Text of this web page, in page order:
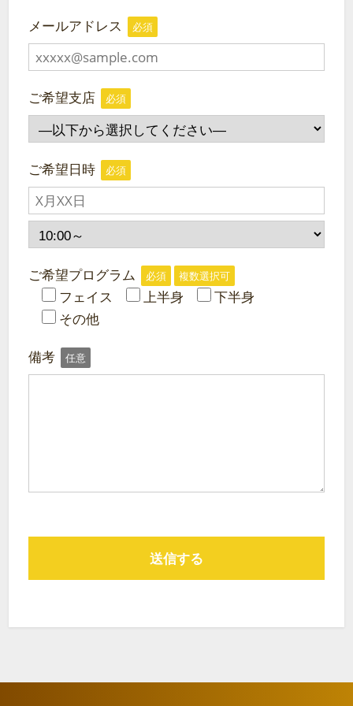
メールアドレス 必須
ご希望支店 必須
ご希望日時 必須
ご希望プログラム 必須 複数選択可
フェイス 上半身
下半身
その他
備考 任意